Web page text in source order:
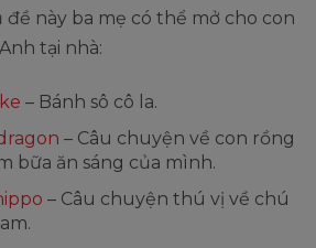
này ba mẹ có thể mở cho con
tại nhà:
– Bánh sô cô la.
– Câu chuyện về con rồng
bữa ăn sáng của mình.
– Câu chuyện thú vị về chú